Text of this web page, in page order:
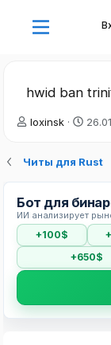
hwid ban
А
о
е
м
ы
loxinsk
Д
а
ч
а
а
Читы для Rust
Бот для
ИИ анализирует
+100$
+650$